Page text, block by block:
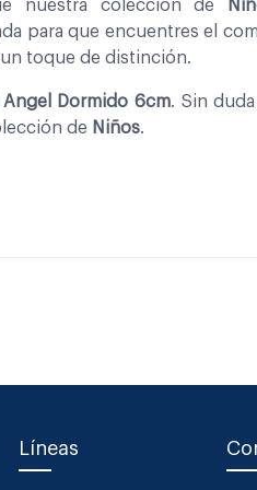
nuestra coleccion de
para que encuentres el
toque de distinción.
Angel Dormido 6cm. Sin
de Niños.
Líneas